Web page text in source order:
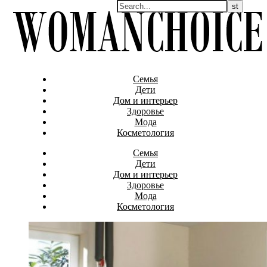
Семья
Дети
Дом и интерьер
Здоровье
Мода
Косметология
Семья
Дети
Дом и интерьер
Здоровье
Мода
Косметология